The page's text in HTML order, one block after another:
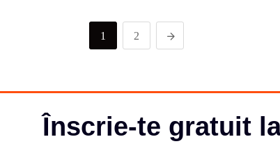
1 2
Înscrie-te gratuit